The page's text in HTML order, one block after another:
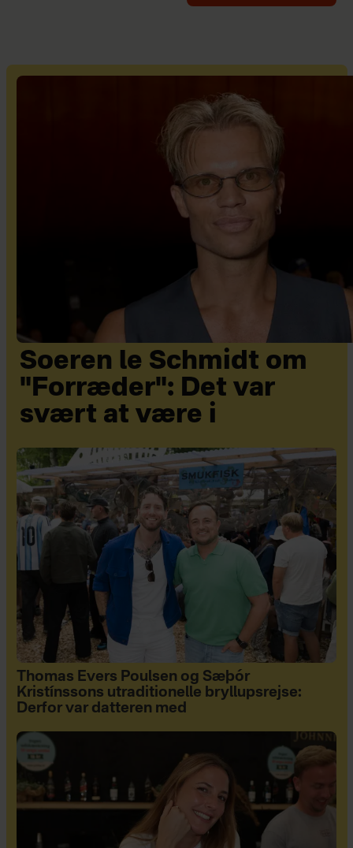
Soeren le Schmidt om
"Forræder": Det var
svært at være i
Thomas Evers Poulsen og Sæþór
Kristínssons utraditionelle bryllupsrejse:
Derfor var datteren med